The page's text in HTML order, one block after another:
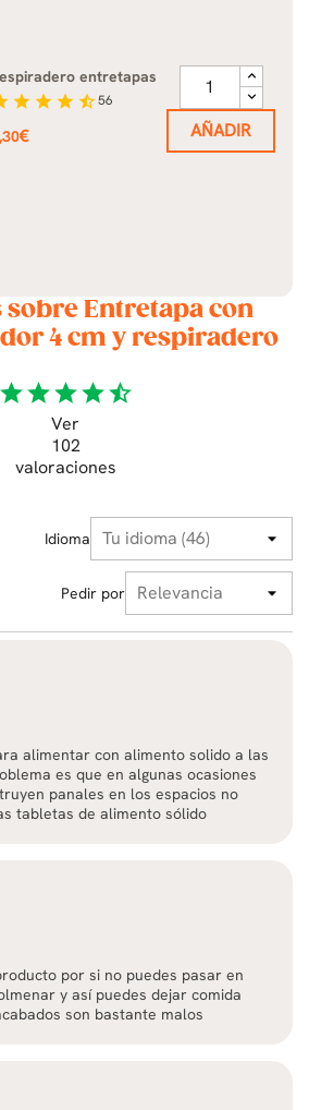
entretapas
star star star star_half56
,30€ AÑADIR
Entretapa con
4 cm y respiradero
starstarstarstarstar_half
Ver
102
valoraciones
Idioma
Pedir por
alimentar con alimento solido a las
es que en algunas ocasiones
panales en los espacios no
tabletas de alimento sólido
por si no puedes pasar en
y así puedes dejar comida
son bastante malos